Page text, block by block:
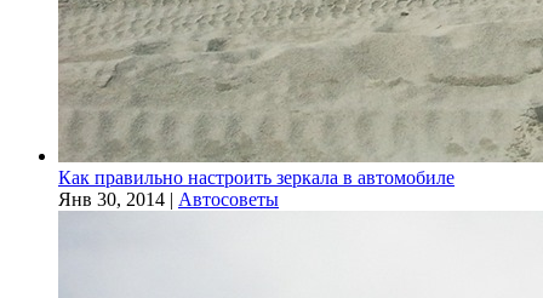
Как правильно настроить зеркала в автомобиле
Янв 30, 2014 | Автосоветы